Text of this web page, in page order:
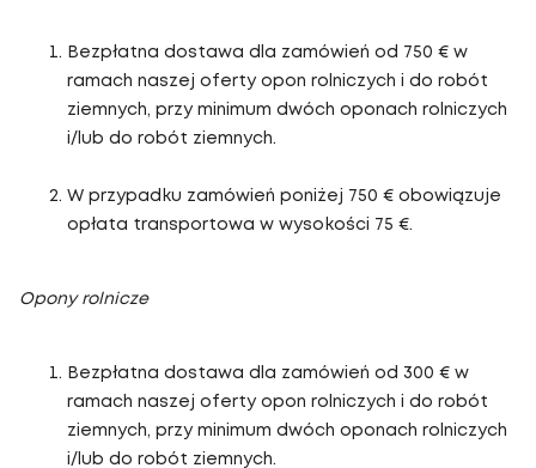
Bezpłatna dostawa dla zamówień od 750 € w
ramach naszej oferty opon rolniczych i do robót
ziemnych, przy minimum dwóch oponach rolniczych
i/lub do robót ziemnych.
W przypadku zamówień poniżej 750 € obowiązuje
opłata transportowa w wysokości 75 €.
Opony rolnicze
Bezpłatna dostawa dla zamówień od 300 € w
ramach naszej oferty opon rolniczych i do robót
ziemnych, przy minimum dwóch oponach rolniczych
i/lub do robót ziemnych.